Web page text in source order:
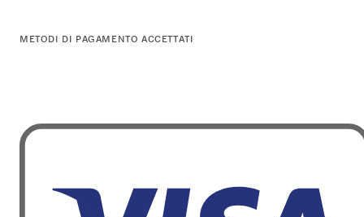
METODI DI PAGAMENTO ACCETTATI